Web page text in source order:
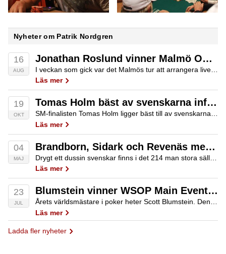
Nyheter om Patrik Nordgren
16
AUG
Jonathan Roslund vinner Malmö Open.
Läs mer
19
OKT
Tomas Holm bäst av svenskarna inför dag två i Coolbet Open
SM-finalisten Tomas Holm ligger bäst till av svenskarna inför andra dagens spel i Coolbet Open. Totalt är sjutton blågula spelare klara för dag två.
Läs mer
04
MAJ
Brandborn, Sidark och Revenäs med bland svenskarna till dag två
Läs mer
23
JUL
Blumstein vinner WSOP Main Event 2017
Årets världsmästare i poker heter Scott Blumstein. Den 25-årige amerikanen vann heads-upen mot kanadensaren Daniel Ott vid niotiden på söndagsmorgonen svensk tid, och kunde inkassera förstapriset på $8 150 000.
Läs mer
Ladda fler nyheter